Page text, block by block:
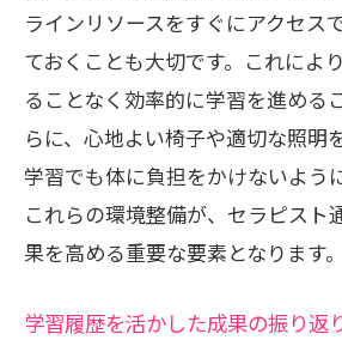
ラインリソースをすぐにアクセス
ておくことも大切です。これによ
ることなく効率的に学習を進める
らに、心地よい椅子や適切な照明
学習でも体に負担をかけないよう
これらの環境整備が、セラピスト
果を高める重要な要素となります。
学習履歴を活かした成果の振り返